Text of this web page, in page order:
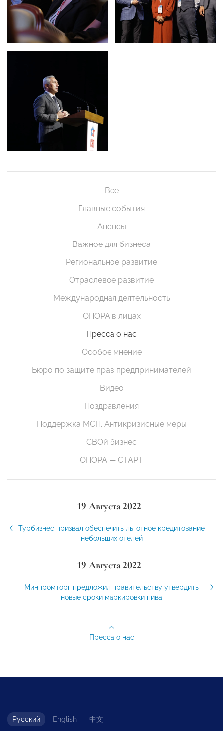
Все
Главные события
Анонсы
Важное для бизнеса
Региональное развитие
Отраслевое развитие
Международная деятельность
ОПОРА в лицах
Пресса о нас
Особое мнение
Бюро по защите прав предпринимателей
Видео
Поздравления
Поддержка МСП. Антикризисные меры
СВОй бизнес
ОПОРА — СТАРТ
19 Августа 2022
Турбизнес призвал обеспечить льготное кредитование
небольших отелей
19 Августа 2022
Минпромторг предложил правительству утвердить
новые сроки маркировки пива
Пресса о нас
Русский English 中文